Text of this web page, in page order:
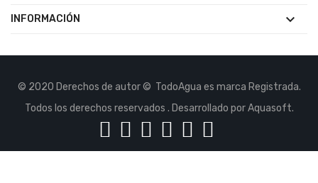
INFORMACIÓN 
© 2020 Derechos de autor © TodoAgua es marca Registrada.
Todos los derechos reservados . Desarrollado por Aquasoft.